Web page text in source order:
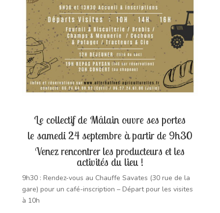
Le collectif de Mâlain ouvre ses portes
le samedi 24 septembre à partir de 9h30
Venez rencontrer les producteurs et les
activités du lieu !
9h30 : Rendez-vous au Chauffe Savates (30 rue de la
gare) pour un café-inscription – Départ pour les visites
à 10h